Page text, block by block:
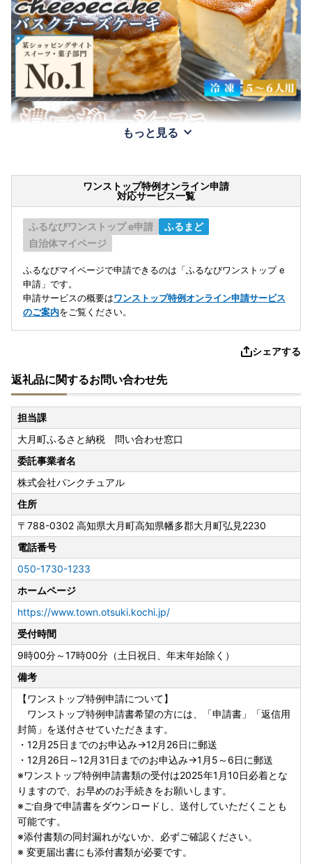
もっと見る
ワンストップ特例オンライン申請
対応サービス一覧
ふるなびワンストップ e申請
ふるまど
自治体マイページ
ふるなびマイページで申請できるのは「ふるなびワンストップ e
申請」です。
申請サービスの概要はワンストップ特例オンライン申請サービス
のご案内をご覧ください。
シェアする
返礼品に関するお問い合わせ先
担当課
大月町ふるさと納税 問い合わせ窓口
委託事業者名
株式会社パンクチュアル
住所
〒788-0302 高知県大月町高知県幡多郡大月町弘見2230
電話番号
050-1730-1233
ホームページ
https://www.town.otsuki.kochi.jp/
受付時間
9時00分～17時00分（土日祝日、年末年始除く）
備考
【ワンストップ特例申請について】
ワンストップ特例申請書希望の方には、「申請書」「返信用
封筒」を送付させていただきます。
・12月25日までのお申込み→12月26日に郵送
・12月26日～12月31日までのお申込み→1月5～6日に郵送
※ワンストップ特例申請書類の受付は2025年1月10日必着とな
りますので、お早めのお手続きをお願いします。
※ご自身で申請書をダウンロードし、送付していただくことも
可能です。
※添付書類の同封漏れがないか、必ずご確認ください。
※ 変更届出書にも添付書類が必要です。